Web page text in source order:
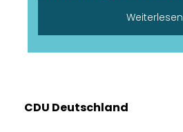
Weiterlesen
CDU Deutschland